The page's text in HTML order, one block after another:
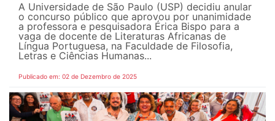
A Universidade de São Paulo (USP) decidiu anular
o concurso público que aprovou por unanimidade
a professora e pesquisadora Érica Bispo para a
vaga de docente de Literaturas Africanas de
Língua Portuguesa, na Faculdade de Filosofia,
Letras e Ciências Humanas...
Publicado em: 02 de Dezembro de 2025